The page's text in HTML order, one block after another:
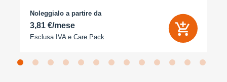
Noleggialo a partire da
3,81 €/mese
Esclusa IVA e Care Pack